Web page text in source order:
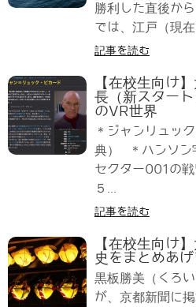
勝利した直後か
では、江戸（現在
記事を読む
【在校生向け
長（新スター
のVR世界
＊ジャンリュッ
典） ＊ハンソン
セクター001の
５...
記事を読む
【在校生向け
史をまとめあ
黒板勝美（くろ
が、京都新聞に